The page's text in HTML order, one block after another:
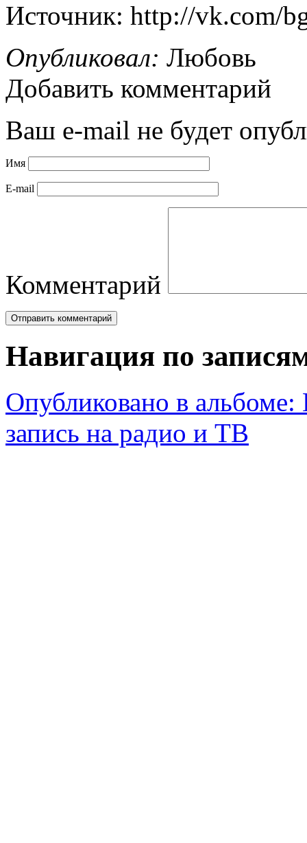
Источник: http://vk.com/
Опубликовал: Любовь
Добавить комментарий
Ваш e-mail не будет
Имя
E-mail
Комментарий
Навигация по
Опубликовано в альбоме:
запись на радио и ТВ